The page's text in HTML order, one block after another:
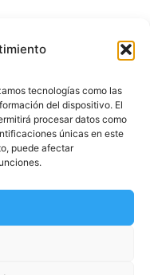
tecnologías como las
del dispositivo. El
procesar datos como
únicas en este
puede afectar